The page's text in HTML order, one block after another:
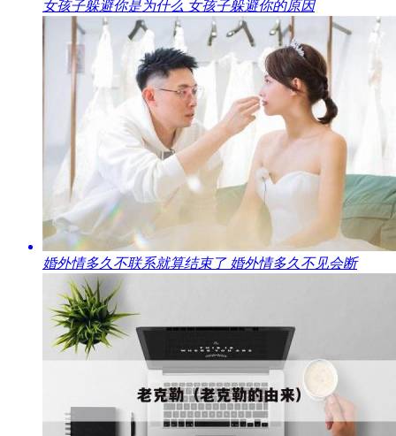
​女孩子躲避你是为什么 女孩子躲避你的原因
​婚外情多久不联系就算结束了 婚外情多久不见会断